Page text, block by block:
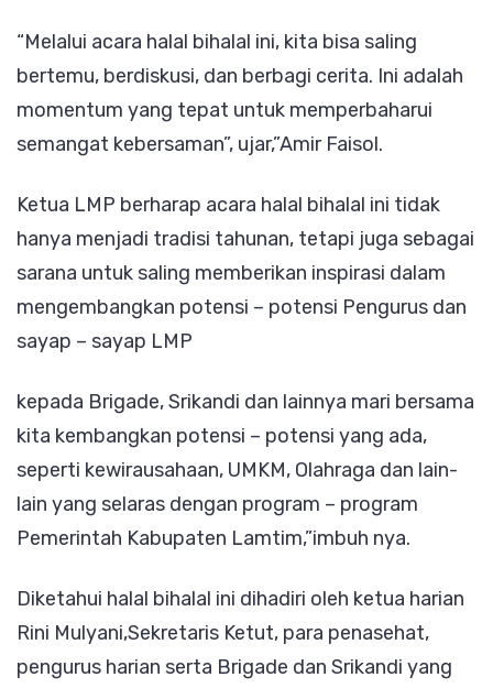
“Melalui acara halal bihalal ini, kita bisa saling
bertemu, berdiskusi, dan berbagi cerita. Ini adalah
momentum yang tepat untuk memperbaharui
semangat kebersaman”, ujar,”Amir Faisol.
Ketua LMP berharap acara halal bihalal ini tidak
hanya menjadi tradisi tahunan, tetapi juga sebagai
sarana untuk saling memberikan inspirasi dalam
mengembangkan potensi – potensi Pengurus dan
sayap – sayap LMP
kepada Brigade, Srikandi dan lainnya mari bersama
kita kembangkan potensi – potensi yang ada,
seperti kewirausahaan, UMKM, Olahraga dan lain-
lain yang selaras dengan program – program
Pemerintah Kabupaten Lamtim,”imbuh nya.
Diketahui halal bihalal ini dihadiri oleh ketua harian
Rini Mulyani,Sekretaris Ketut, para penasehat,
pengurus harian serta Brigade dan Srikandi yang